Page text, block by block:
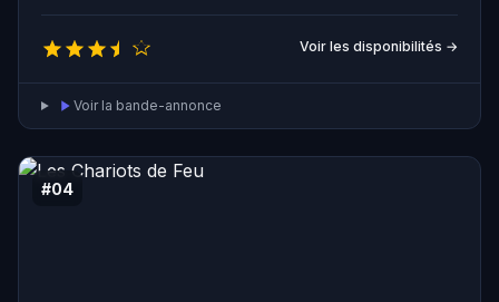
l'âge de 20 ans, il participe au tournoi prestigieux de
l'US Open, encouragé par tous ceux qui ont été témoins
de son talent.
Voir les disponibilités →
Voir la bande-annonce
#04